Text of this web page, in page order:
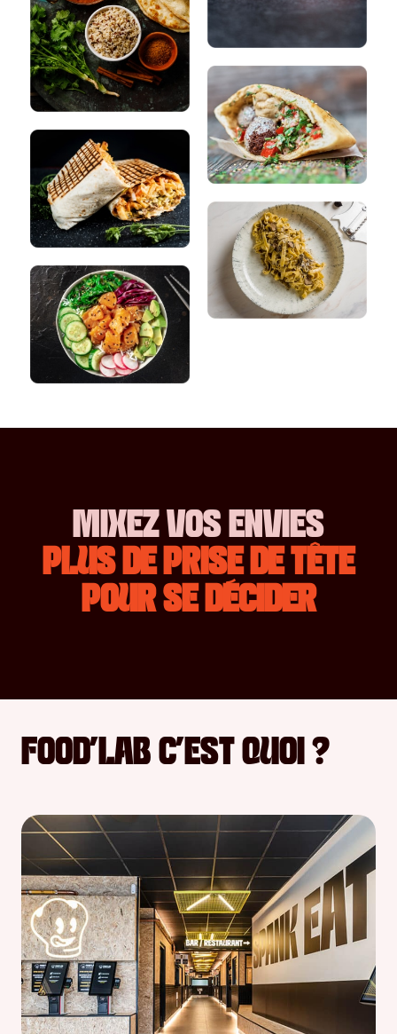
MIXEZ VOS ENVIES
PLUS DE PRISE DE TÊTE
POUR SE DÉCIDER
FOOD’LAB C’EST QUOI ?